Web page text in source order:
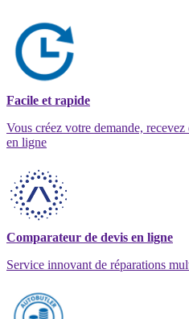
Facile et rapide
Vous créez votre demande,
en ligne
Comparateur de devis en ligne
Service innovant de réparations